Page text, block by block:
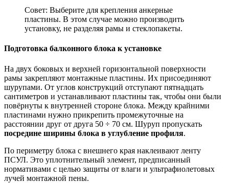
Совет: Выберите для крепления анкерные
пластины. В этом случае можно производить
установку, не разделяя рамы и стеклопакеты.
Подготовка балконного блока к установке
На двух боковых и верхней горизонтальной поверхности
рамы закрепляют монтажные пластины. Их присоединяют
шурупами. От углов конструкций отступают пятнадцать
сантиметров и устанавливают пластины так, чтобы они были
повёрнуты к внутренней стороне блока. Между крайними
пластинами нужно прикрепить промежуточные на
расстоянии друг от друга 50 ÷ 70 см. Шуруп пропускать
посредине ширины блока в углубление профиля.
По периметру блока с внешнего края наклеивают ленту
ПСУЛ. Это уплотнительный элемент, предписанный
нормативами с целью защиты от влаги и ультрафиолетовых
лучей монтажной пены.